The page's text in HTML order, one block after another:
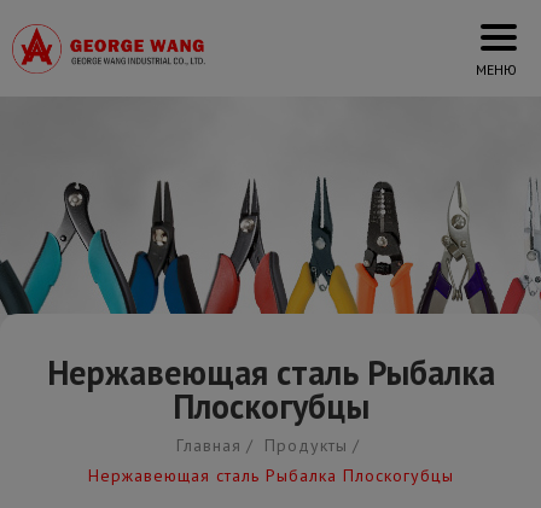
Нержавеющая сталь Рыбалка
Плоскогубцы
Главная
Продукты
Нержавеющая сталь Рыбалка Плоскогубцы